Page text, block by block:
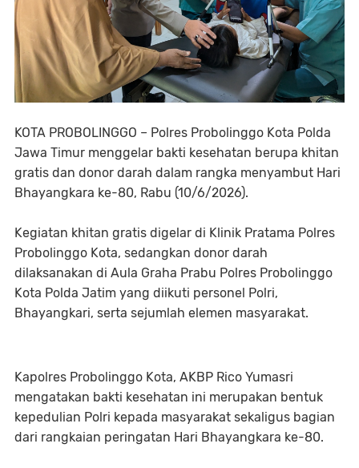
KOTA PROBOLINGGO – Polres Probolinggo Kota Polda
Jawa Timur menggelar bakti kesehatan berupa khitan
gratis dan donor darah dalam rangka menyambut Hari
Bhayangkara ke-80, Rabu (10/6/2026).
Kegiatan khitan gratis digelar di Klinik Pratama Polres
Probolinggo Kota, sedangkan donor darah
dilaksanakan di Aula Graha Prabu Polres Probolinggo
Kota Polda Jatim yang diikuti personel Polri,
Bhayangkari, serta sejumlah elemen masyarakat.
Kapolres Probolinggo Kota, AKBP Rico Yumasri
mengatakan bakti kesehatan ini merupakan bentuk
kepedulian Polri kepada masyarakat sekaligus bagian
dari rangkaian peringatan Hari Bhayangkara ke-80.